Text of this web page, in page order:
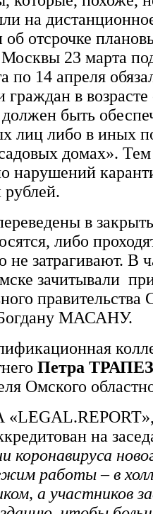
на
отсрочке
23 марта
по 14 апреля
в возрасте
быть
лиц либо в иных
домах».
нарушений
в
либо
затрагивают. В
зачитывали
правительства
МАСАНУ.
Петра
Омского
на
коронавируса
работы – в
а участников